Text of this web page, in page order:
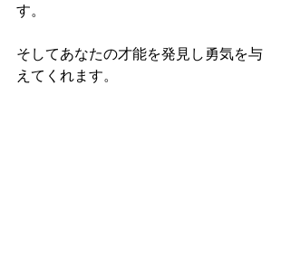
す。
そしてあなたの才能を発見し勇気を与
えてくれます。